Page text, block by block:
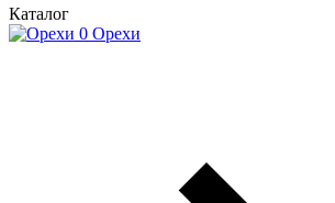
Каталог
Орехи